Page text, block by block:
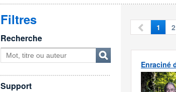
1 2
Enraciné
Filtres
Recherche
Support